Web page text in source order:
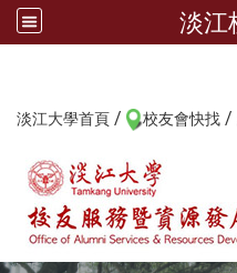
淡江
淡江大學首頁 / 校友會快找 /